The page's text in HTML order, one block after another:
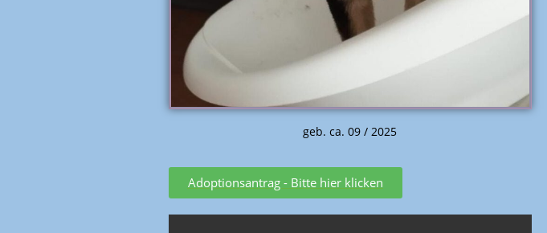
geb. ca. 09 / 2025
Adoptionsantrag - Bitte hier klicken